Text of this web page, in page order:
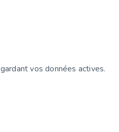
vos données actives.